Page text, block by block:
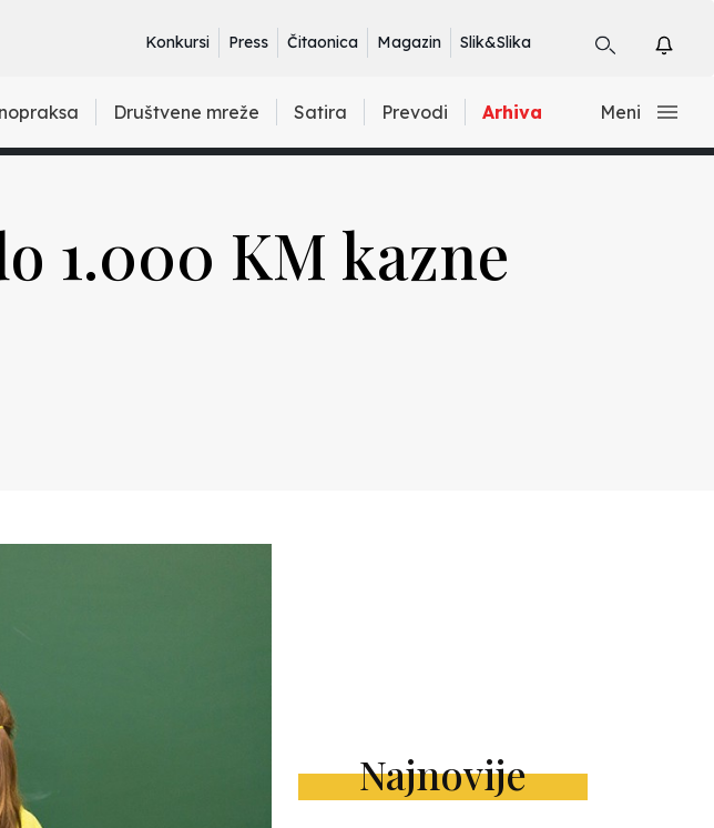
Konkursi Press Čitaonica Magazin Slik&Slika
Društvene mreže Satira Prevodi Arhiva Meni
1.000 KM kazne
Najnovije